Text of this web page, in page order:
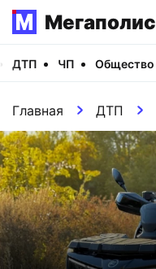
Мегаполис
ДТП ЧП Общество
Главная ДТП